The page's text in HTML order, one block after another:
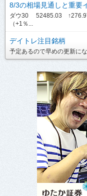
8/3の相場見通しと重要
ダウ30 52485.03
（+1％...
デイトレ注目銘柄
予定あるので早めの更新に